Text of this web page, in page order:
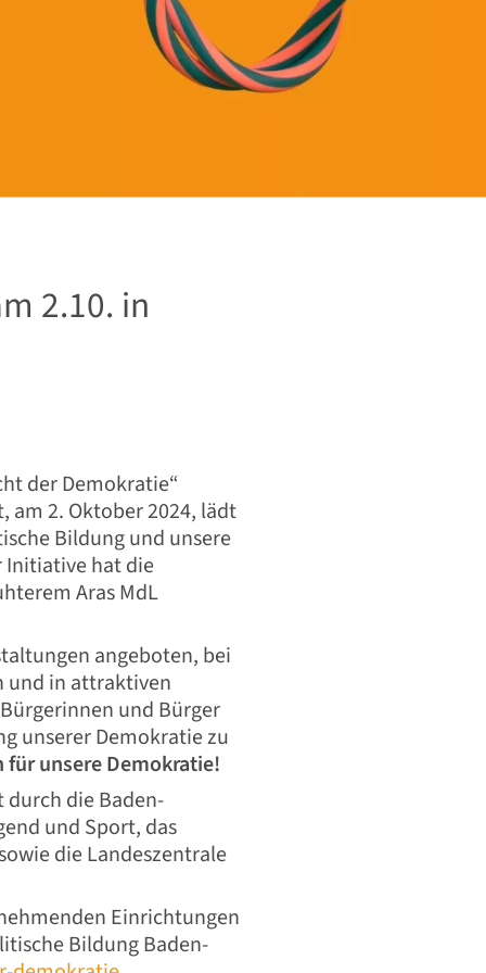
2.10. in
der Demokratie“
am 2. Oktober 2024, lädt
Bildung und unsere
Initiative hat die
Aras MdL
angeboten, bei
und in attraktiven
und Bürger
unserer Demokratie zu
für unsere Demokratie!
die Baden-
und Sport, das
die Landeszentrale
Einrichtungen
Bildung Baden-